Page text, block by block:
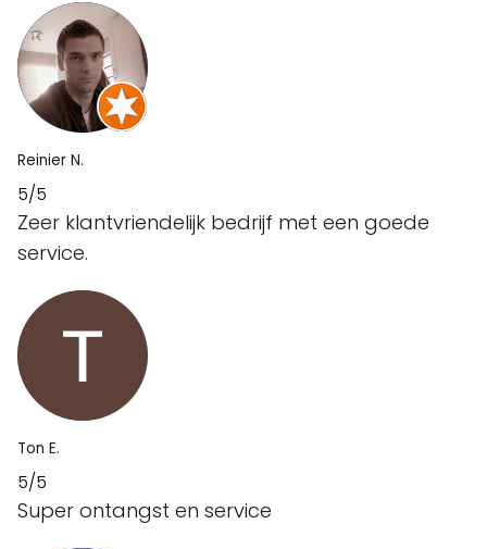
Reinier N.
5/5
Zeer klantvriendelijk bedrijf met een goede
service.
Ton E.
5/5
Super ontangst en service